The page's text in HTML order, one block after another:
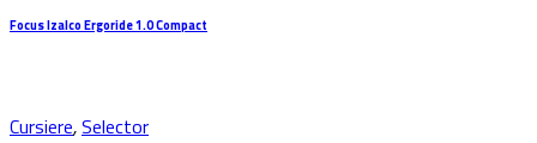
Focus Izalco Ergoride 1.0 Compact
Cursiere,Selector